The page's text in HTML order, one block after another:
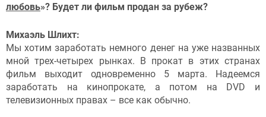
любовь»? Будет ли фильм продан за рубеж?
Михаэль Шлихт:
Мы хотим заработать немного денег на уже названных
мной трех-четырех рынках. В прокат в этих странах
фильм выходит одновременно 5 марта. Надеемся
заработать на кинопрокате, а потом на DVD и
телевизионных правах – все как обычно.